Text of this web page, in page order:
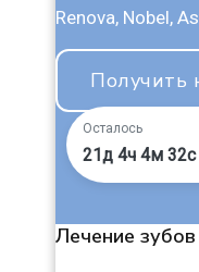
Renova, Nobel,
Получить
Осталось
21д 4ч 4м 31с
Лечение зубов